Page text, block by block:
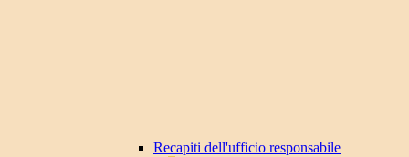
Recapiti dell'ufficio responsabile